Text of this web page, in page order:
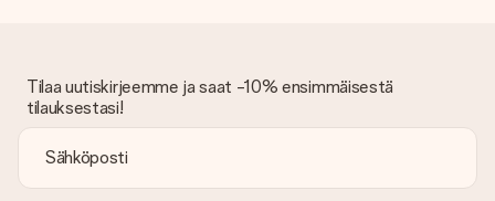
Tämä tarkoittaa sitä, että lahja toimitetaan suoraan
vastaanottajalle, mikä tekee siitä todellisen yllätyksen!
Tilaa uutiskirjeemme ja saat -10% ensimmäisestä
tilauksestasi!